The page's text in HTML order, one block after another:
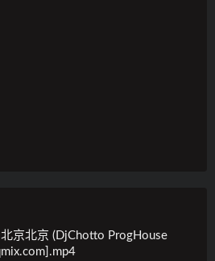
京北京 (DjChotto ProgHouse